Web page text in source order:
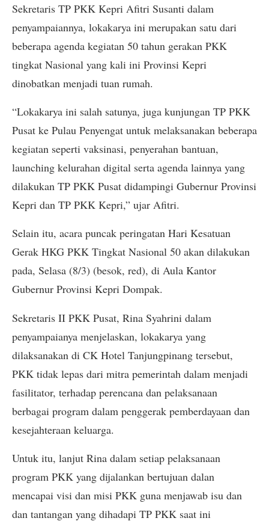
Sekretaris TP PKK Kepri Afitri Susanti dalam
penyampaiannya, lokakarya ini merupakan satu dari
beberapa agenda kegiatan 50 tahun gerakan PKK
tingkat Nasional yang kali ini Provinsi Kepri
dinobatkan menjadi tuan rumah.
“Lokakarya ini salah satunya, juga kunjungan TP PKK
Pusat ke Pulau Penyengat untuk melaksanakan beberapa
kegiatan seperti vaksinasi, penyerahan bantuan,
launching kelurahan digital serta agenda lainnya yang
dilakukan TP PKK Pusat didampingi Gubernur Provinsi
Kepri dan TP PKK Kepri,” ujar Afitri.
Selain itu, acara puncak peringatan Hari Kesatuan
Gerak HKG PKK Tingkat Nasional 50 akan dilakukan
pada, Selasa (8/3) (besok, red), di Aula Kantor
Gubernur Provinsi Kepri Dompak.
Sekretaris II PKK Pusat, Rina Syahrini dalam
penyampaianya menjelaskan, lokakarya yang
dilaksanakan di CK Hotel Tanjungpinang tersebut,
PKK tidak lepas dari mitra pemerintah dalam menjadi
fasilitator, terhadap perencana dan pelaksanaan
berbagai program dalam penggerak pemberdayaan dan
kesejahteraan keluarga.
Untuk itu, lanjut Rina dalam setiap pelaksanaan
program PKK yang dijalankan bertujuan dalan
mencapai visi dan misi PKK guna menjawab isu dan
dan tantangan yang dihadapi TP PKK saat ini